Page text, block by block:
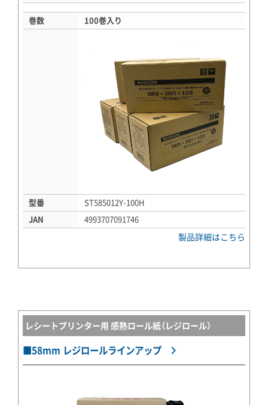
巻数 100巻入り
型番 ST585012Y-100H
JAN 4993707091746
製品詳細はこちら
レシートプリンター用 感熱ロール紙（レジロール）
■58mm レジロールラインアップ